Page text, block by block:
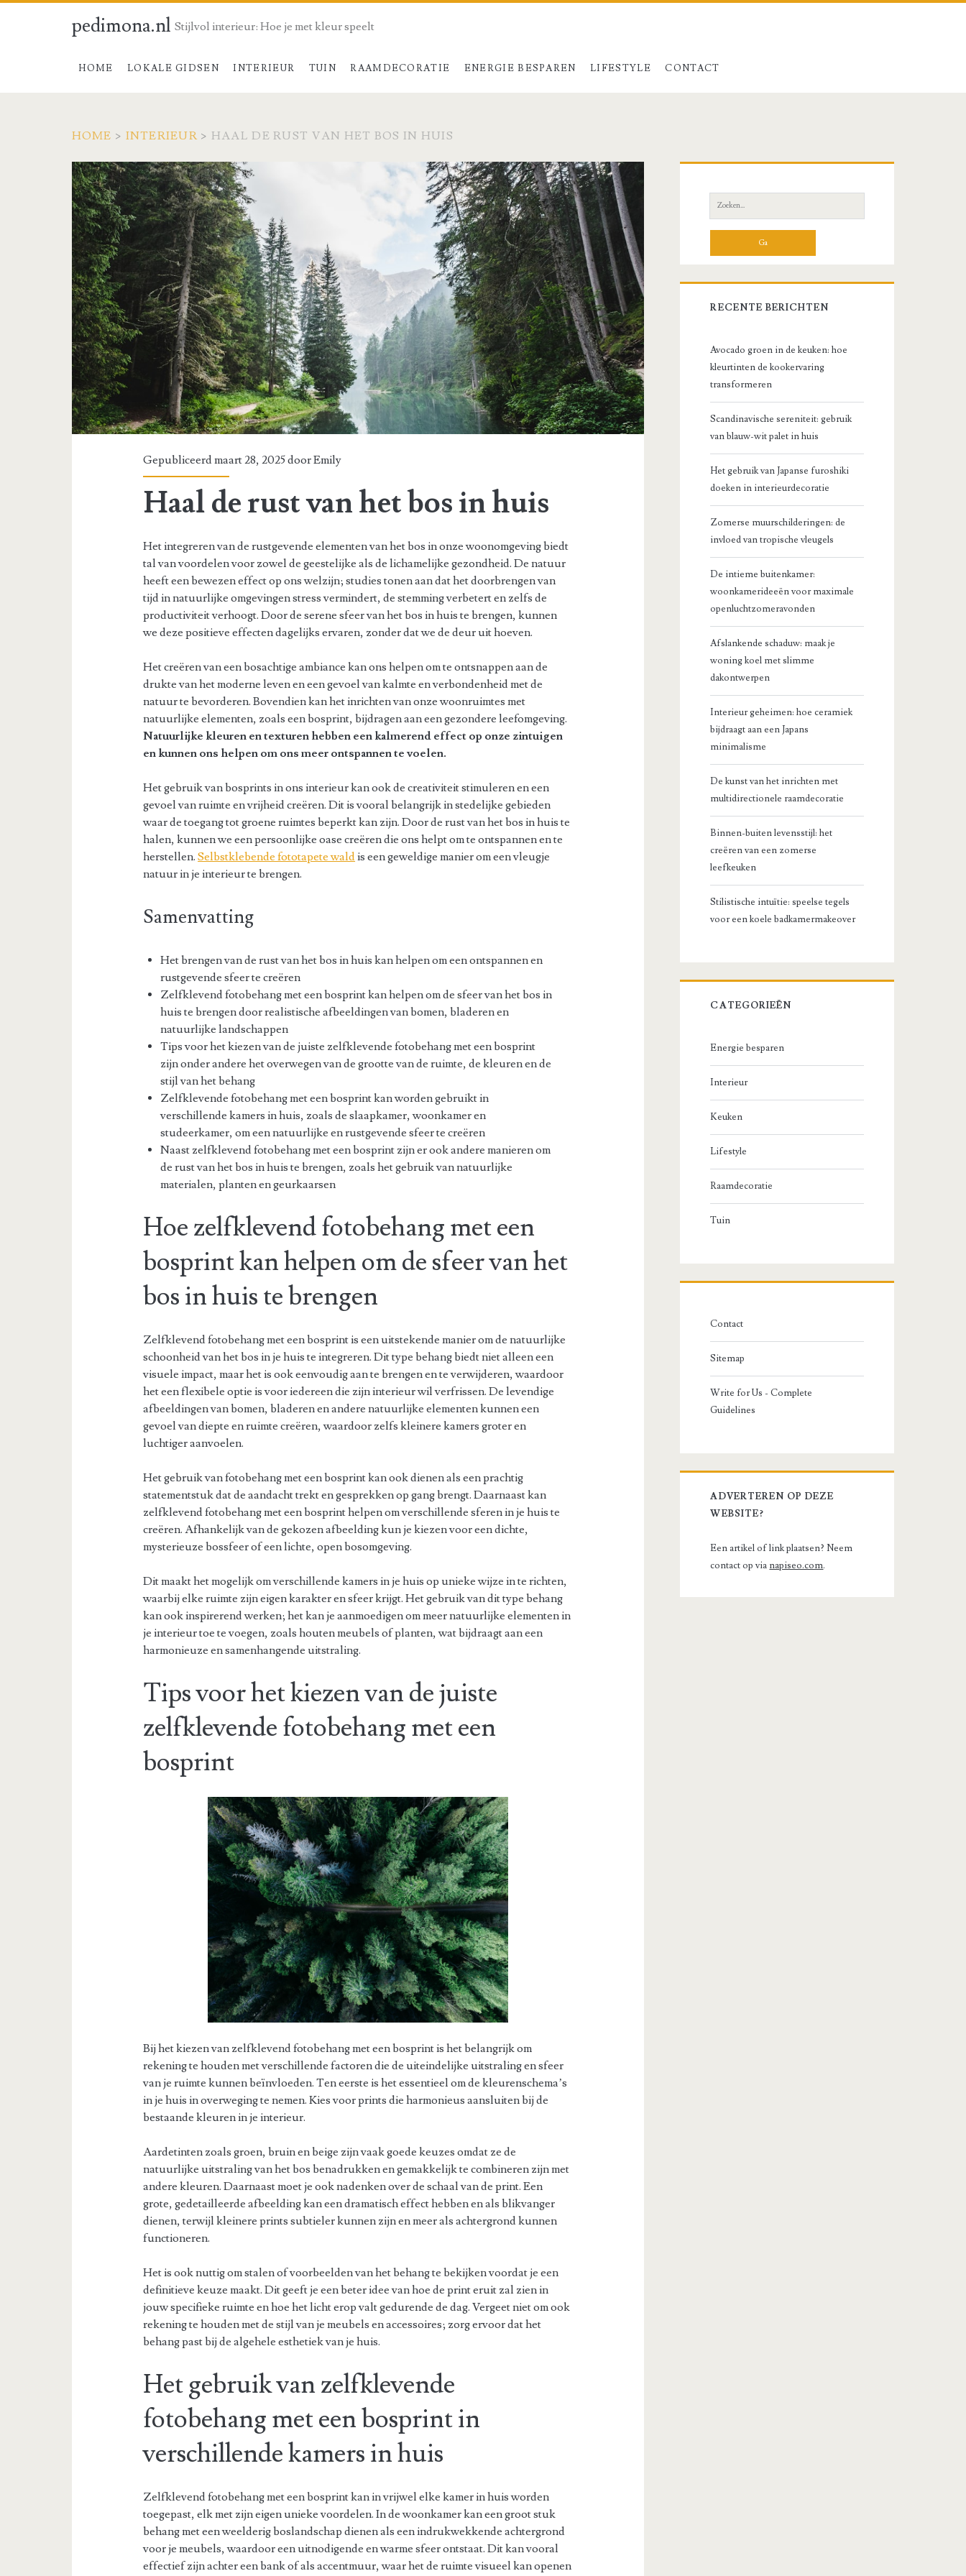
pedimona.nl Stijlvol interieur: Hoe je met kleur speelt
HOME LOKALE GIDSEN INTERIEUR TUIN RAAMDECORATIE ENERGIE BESPAREN LIFESTYLE CONTACT
HOME > INTERIEUR > HAAL DE RUST VAN HET BOS IN HUIS
Gepubliceerd maart 28, 2025 doorEmily
Haal de rust van het bos in huis
Het integreren van de rustgevende elementen van het bos in onze woonomgeving biedt
tal van voordelen voor zowel de geestelijke als de lichamelijke gezondheid. De natuur
heeft een bewezen effect op ons welzijn; studies tonen aan dat het doorbrengen van
tijd in natuurlijke omgevingen stress vermindert, de stemming verbetert en zelfs de
productiviteit verhoogt. Door de serene sfeer van het bos in huis te brengen, kunnen
we deze positieve effecten dagelijks ervaren, zonder dat we de deur uit hoeven.
Het creëren van een bosachtige ambiance kan ons helpen om te ontsnappen aan de
drukte van het moderne leven en een gevoel van kalmte en verbondenheid met de
natuur te bevorderen. Bovendien kan het inrichten van onze woonruimtes met
natuurlijke elementen, zoals een bosprint, bijdragen aan een gezondere leefomgeving.
Natuurlijke kleuren en texturen hebben een kalmerend effect op onze zintuigen
en kunnen ons helpen om ons meer ontspannen te voelen.
Het gebruik van bosprints in ons interieur kan ook de creativiteit stimuleren en een
gevoel van ruimte en vrijheid creëren. Dit is vooral belangrijk in stedelijke gebieden
waar de toegang tot groene ruimtes beperkt kan zijn. Door de rust van het bos in huis te
halen, kunnen we een persoonlijke oase creëren die ons helpt om te ontspannen en te
herstellen.Selbstklebende fototapete waldis een geweldige manier om een vleugje
natuur in je interieur te brengen.
Samenvatting
Het brengen van de rust van het bos in huis kan helpen om een ontspannen en
rustgevende sfeer te creëren
Zelfklevend fotobehang met een bosprint kan helpen om de sfeer van het bos in
huis te brengen door realistische afbeeldingen van bomen, bladeren en
natuurlijke landschappen
Tips voor het kiezen van de juiste zelfklevende fotobehang met een bosprint
zijn onder andere het overwegen van de grootte van de ruimte, de kleuren en de
stijl van het behang
Zelfklevende fotobehang met een bosprint kan worden gebruikt in
verschillende kamers in huis, zoals de slaapkamer, woonkamer en
studeerkamer, om een natuurlijke en rustgevende sfeer te creëren
Naast zelfklevend fotobehang met een bosprint zijn er ook andere manieren om
de rust van het bos in huis te brengen, zoals het gebruik van natuurlijke
materialen, planten en geurkaarsen
Hoe zelfklevend fotobehang met een
bosprint kan helpen om de sfeer van het
bos in huis te brengen
Zelfklevend fotobehang met een bosprint is een uitstekende manier om de natuurlijke
schoonheid van het bos in je huis te integreren. Dit type behang biedt niet alleen een
visuele impact, maar het is ook eenvoudig aan te brengen en te verwijderen, waardoor
het een flexibele optie is voor iedereen die zijn interieur wil verfrissen. De levendige
afbeeldingen van bomen, bladeren en andere natuurlijke elementen kunnen een
gevoel van diepte en ruimte creëren, waardoor zelfs kleinere kamers groter en
luchtiger aanvoelen.
Het gebruik van fotobehang met een bosprint kan ook dienen als een prachtig
statementstuk dat de aandacht trekt en gesprekken op gang brengt. Daarnaast kan
zelfklevend fotobehang met een bosprint helpen om verschillende sferen in je huis te
creëren. Afhankelijk van de gekozen afbeelding kun je kiezen voor een dichte,
mysterieuze bossfeer of een lichte, open bosomgeving.
Dit maakt het mogelijk om verschillende kamers in je huis op unieke wijze in te richten,
waarbij elke ruimte zijn eigen karakter en sfeer krijgt. Het gebruik van dit type behang
kan ook inspirerend werken; het kan je aanmoedigen om meer natuurlijke elementen in
je interieur toe te voegen, zoals houten meubels of planten, wat bijdraagt aan een
harmonieuze en samenhangende uitstraling.
Tips voor het kiezen van de juiste
zelfklevende fotobehang met een
bosprint
Bij het kiezen van zelfklevend fotobehang met een bosprint is het belangrijk om
rekening te houden met verschillende factoren die de uiteindelijke uitstraling en sfeer
van je ruimte kunnen beïnvloeden. Ten eerste is het essentieel om de kleurenschema’s
in je huis in overweging te nemen. Kies voor prints die harmonieus aansluiten bij de
bestaande kleuren in je interieur.
Aardetinten zoals groen, bruin en beige zijn vaak goede keuzes omdat ze de
natuurlijke uitstraling van het bos benadrukken en gemakkelijk te combineren zijn met
andere kleuren. Daarnaast moet je ook nadenken over de schaal van de print. Een
grote, gedetailleerde afbeelding kan een dramatisch effect hebben en als blikvanger
dienen, terwijl kleinere prints subtieler kunnen zijn en meer als achtergrond kunnen
functioneren.
Het is ook nuttig om stalen of voorbeelden van het behang te bekijken voordat je een
definitieve keuze maakt. Dit geeft je een beter idee van hoe de print eruit zal zien in
jouw specifieke ruimte en hoe het licht erop valt gedurende de dag. Vergeet niet om ook
rekening te houden met de stijl van je meubels en accessoires; zorg ervoor dat het
behang past bij de algehele esthetiek van je huis.
Het gebruik van zelfklevende
fotobehang met een bosprint in
verschillende kamers in huis
Zelfklevend fotobehang met een bosprint kan in vrijwel elke kamer in huis worden
toegepast, elk met zijn eigen unieke voordelen. In de woonkamer kan een groot stuk
behang met een weelderig boslandschap dienen als een indrukwekkende achtergrond
voor je meubels, waardoor een uitnodigende en warme sfeer ontstaat. Dit kan vooral
effectief zijn achter een bank of als accentmuur, waar het de ruimte visueel kan openen
zijbalk
Zoeken
naar:
RECENTE BERICHTEN
Avocado groen in de keuken: hoe
kleurtinten de kookervaring
transformeren
Scandinavische sereniteit: gebruik
van blauw-wit palet in huis
Het gebruik van Japanse furoshiki
doeken in interieurdecoratie
Zomerse muurschilderingen: de
invloed van tropische vleugels
De intieme buitenkamer:
woonkamerideeën voor maximale
openluchtzomeravonden
Afslankende schaduw: maak je
woning koel met slimme
dakontwerpen
Interieur geheimen: hoe ceramiek
bijdraagt aan een Japans
minimalisme
De kunst van het inrichten met
multidirectionele raamdecoratie
Binnen-buiten levensstijl: het
creëren van een zomerse
leefkeuken
Stilistische intuïtie: speelse tegels
voor een koele badkamermakeover
CATEGORIEËN
Energie besparen
Interieur
Keuken
Lifestyle
Raamdecoratie
Tuin
Contact
Sitemap
Write for Us - Complete
Guidelines
ADVERTEREN OP DEZE
WEBSITE?
Een artikel of link plaatsen? Neem
contact op via napiseo.com.